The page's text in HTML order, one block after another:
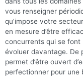
vous renseigner
qu’impose votre
en mesure d’être
concurrents qui se
évoluer davantage. De
permet d’être ouvert
perfectionner pour une